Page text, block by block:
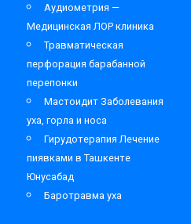
Аудиометрия —
Медицинская ЛОР клиника
Травматическая
перфорация барабанной
перепонки
Мастоидит Заболевания
уха, горла и носа
Гирудотерапия Лечение
пиявками в Ташкенте
Юнусабад
Баротравма уха